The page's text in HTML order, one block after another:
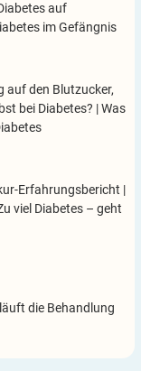
auf
im Gefängnis
auf den Blutzucker,
bei Diabetes? |Was
Erfahrungsbericht |
viel Diabetes – geht
die Behandlung